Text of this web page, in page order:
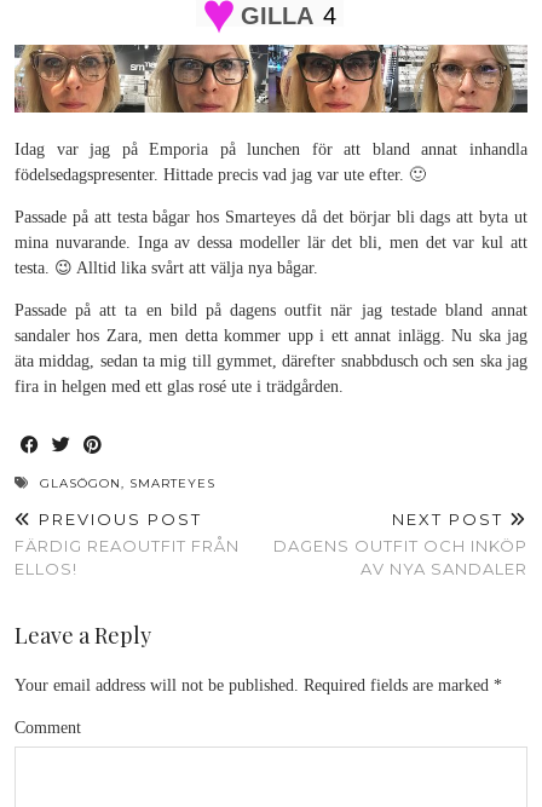
GILLA 4
Idag var jag på Emporia på lunchen för att bland annat inhandla
födelsedagspresenter. Hittade precis vad jag var ute efter. 🙂
Passade på att testa bågar hos Smarteyes då det börjar bli dags att byta ut
mina nuvarande. Inga av dessa modeller lär det bli, men det var kul att
testa. 😉 Alltid lika svårt att välja nya bågar.
Passade på att ta en bild på dagens outfit när jag testade bland annat
sandaler hos Zara, men detta kommer upp i ett annat inlägg. Nu ska jag
äta middag, sedan ta mig till gymmet, därefter snabbdusch och sen ska jag
fira in helgen med ett glas rosé ute i trädgården.
GLASÖGON, SMARTEYES
PREVIOUS POST
FÄRDIG REAOUTFIT FRÅN
ELLOS!
NEXT POST
DAGENS OUTFIT OCH INKÖP
AV NYA SANDALER
Leave a Reply
Your email address will not be published. Required fields are marked *
Comment